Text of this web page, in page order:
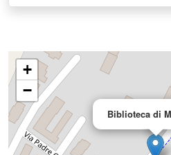
Biblioteca di
+
−